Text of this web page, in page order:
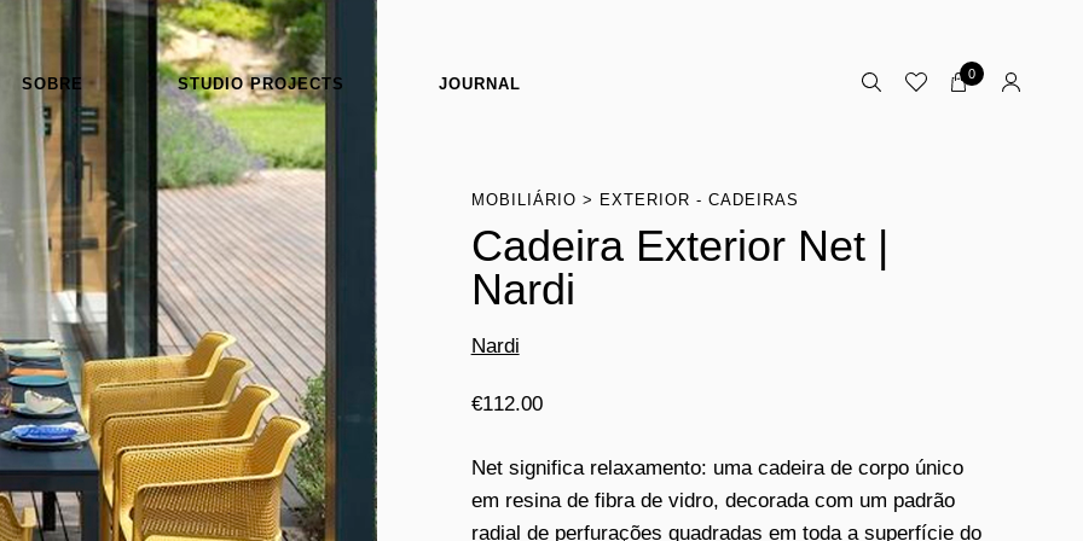
SOBRE STUDIO PROJECTS JOURNAL
0
MOBILIÁRIO EXTERIOR - CADEIRAS
Cadeira Exterior Net |
Nardi
Nardi
€112.00
Net significa relaxamento: uma cadeira de corpo único
em resina de fibra de vidro, decorada com um padrão
radial de perfurações quadradas em toda a superfície do